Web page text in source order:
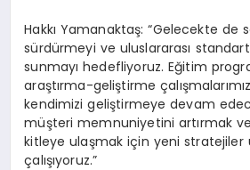
Hakkı Yamanaktaş: “Gelecekte de
sürdürmeyi ve uluslararası
sunmayı hedefliyoruz. Eğitim
araştırma-geliştirme
kendimizi geliştirmeye devam
müşteri memnuniyetini artırmak
kitleye ulaşmak için yeni stratejiler
çalışıyoruz.”